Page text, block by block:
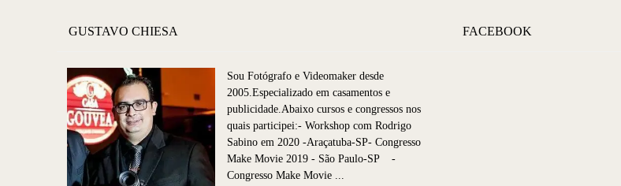
GUSTAVO CHIESA
Sou Fotógrafo e Videomaker desde
2005.Especializado em casamentos e
publicidade.Abaixo cursos e congressos nos
quais participei:- Workshop com Rodrigo
Sabino em 2020 -Araçatuba-SP- Congresso
Make Movie 2019 - São Paulo-SP -
Congresso Make Movie ...
FACEBOOK